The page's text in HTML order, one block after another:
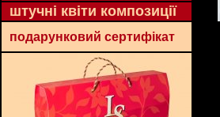
штучні квіти композиції
подарунковий сертифікат